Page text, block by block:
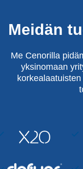
Meidän
Me Cenorilla
yksinomaan